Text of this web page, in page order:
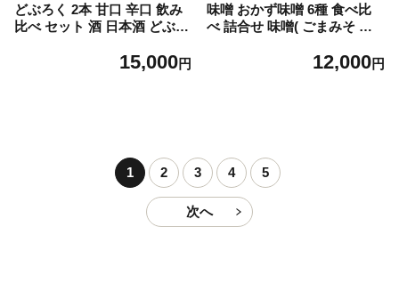
どぶろく 2本 甘口 辛口 飲み
比べ セット 酒 日本酒 どぶろ
味わい 神酔酒 発酵酒 能登の
15,000円
味噌 おかず味噌 6種 食べ比
べ 詰合せ 味噌( ごまみそ ゆ
みみそ 妙成寺みそ 明洞醤 )み
作り 便利 ふるさと納税味噌
ミソ miso 石川 能登 羽咋 災
害 復興 支援 復興支援
12,000円
1 2 3 4 5
次へ